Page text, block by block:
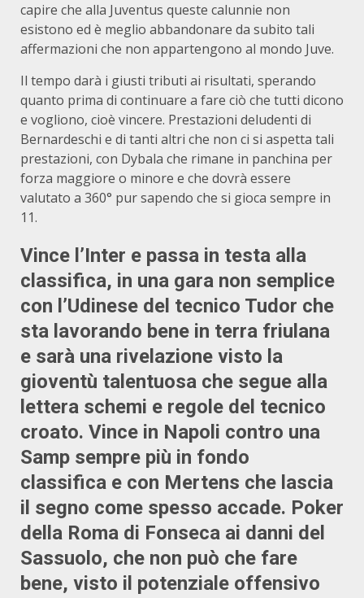
capire che alla Juventus queste calunnie non
esistono ed è meglio abbandonare da subito tali
affermazioni che non appartengono al mondo Juve.
Il tempo darà i giusti tributi ai risultati, sperando
quanto prima di continuare a fare ciò che tutti dicono
e vogliono, cioè vincere. Prestazioni deludenti di
Bernardeschi e di tanti altri che non ci si aspetta tali
prestazioni, con Dybala che rimane in panchina per
forza maggiore o minore e che dovrà essere
valutato a 360° pur sapendo che si gioca sempre in
11.
Vince l’Inter e passa in testa alla
classifica, in una gara non semplice
con l’Udinese del tecnico Tudor che
sta lavorando bene in terra friulana
e sarà una rivelazione visto la
gioventù talentuosa che segue alla
lettera schemi e regole del tecnico
croato. Vince in Napoli contro una
Samp sempre più in fondo
classifica e con Mertens che lascia
il segno come spesso accade. Poker
della Roma di Fonseca ai danni del
Sassuolo, che non può che fare
bene, visto il potenziale offensivo